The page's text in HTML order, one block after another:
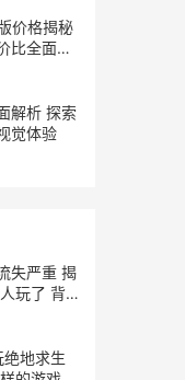
价格揭秘
比全面分
解析 探索
觉体验
失严重 揭
玩了 背
地求生